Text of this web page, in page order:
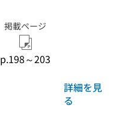
掲載ページ
p.198～203
詳細を見
る